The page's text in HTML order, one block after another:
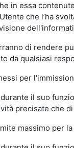
in essa
che l’ha
di rendere
da qualsiasi
per
il suo
precisate che
massimo per